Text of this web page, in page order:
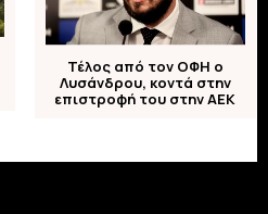
Τέλος από τον ΟΦΗ ο
Λυσάνδρου, κοντά στην
επιστροφή του στην ΑΕΚ